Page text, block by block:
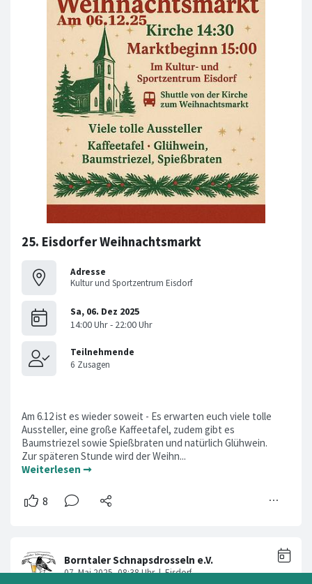
25. Eisdorfer Weihnachtsmarkt
Adresse
Kultur und Sportzentrum Eisdorf
Am 6.12 ist es wieder soweit - Es erwarten euch viele tolle
Aussteller, eine große Kaffeetafel, zudem gibt es
Baumstriezel sowie Spießbraten und natürlich Glühwein.
Zur späteren Stunde wird der Weihn...
Weiterlesen ➞